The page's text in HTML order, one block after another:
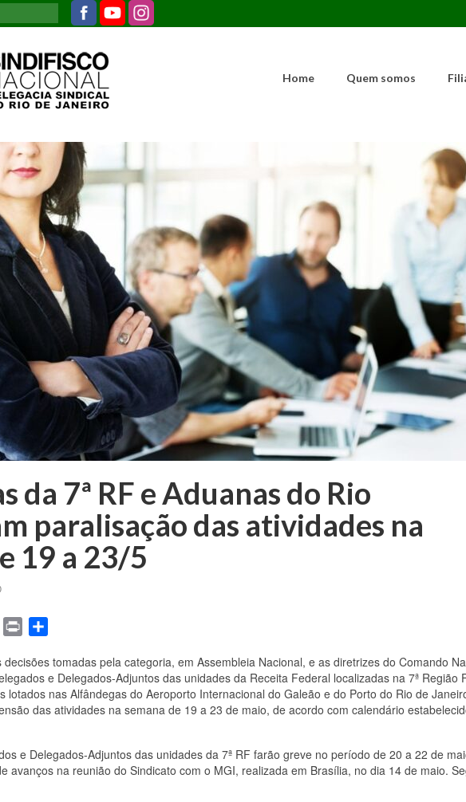
Home Quem somos
da 7ª RF e Aduanas do Rio
paralisação das atividades na
19 a 23/5
Email Print
tomadas pela categoria, em Assembleia Nacional, e as diretrizes do Comando
e Delegados-Adjuntos das unidades da Receita Federal localizadas na 7ª Região
lotados nas Alfândegas do Aeroporto Internacional do Galeão e do Porto do Rio de
das atividades na semana de 19 a 23 de maio, de acordo com calendário
e Delegados-Adjuntos das unidades da 7ª RF farão greve no período de 20 a 22 de
avanços na reunião do Sindicato com o MGI, realizada em Brasília, no dia 14 de maio.